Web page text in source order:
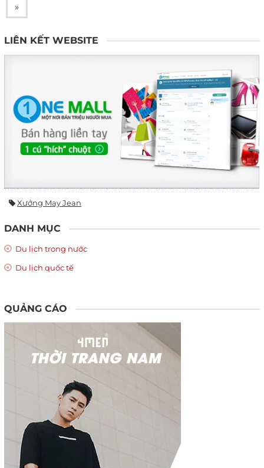
»
LIÊN KẾT WEBSITE
Xưởng May Jean
DANH MỤC
Du lịch trong nước
Du lịch quốc tế
QUẢNG CÁO